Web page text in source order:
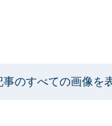
事のすべての画像を